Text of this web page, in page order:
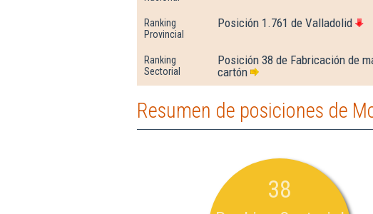
Ranking
Provincial
Posición 1.761 de Valladolid
Ranking
Sectorial
Posición 38 de Fabricación de
cartón
Resumen de posiciones de
38